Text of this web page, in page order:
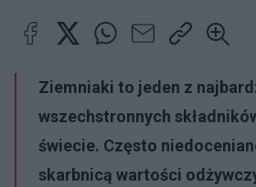
Ziemniaki to jeden z
wszechstronnych
świecie. Często
skarbnicą wartości